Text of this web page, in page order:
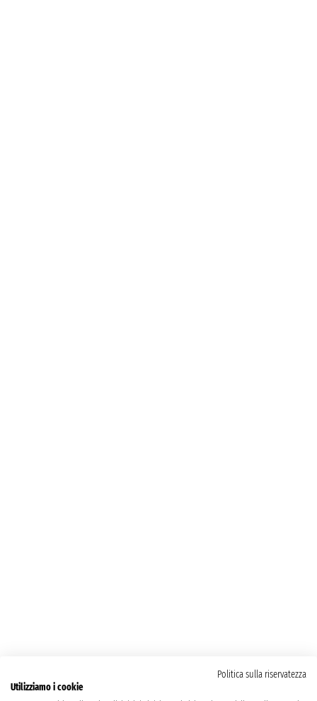
Politica sulla riservatezza
Utilizziamo i cookie